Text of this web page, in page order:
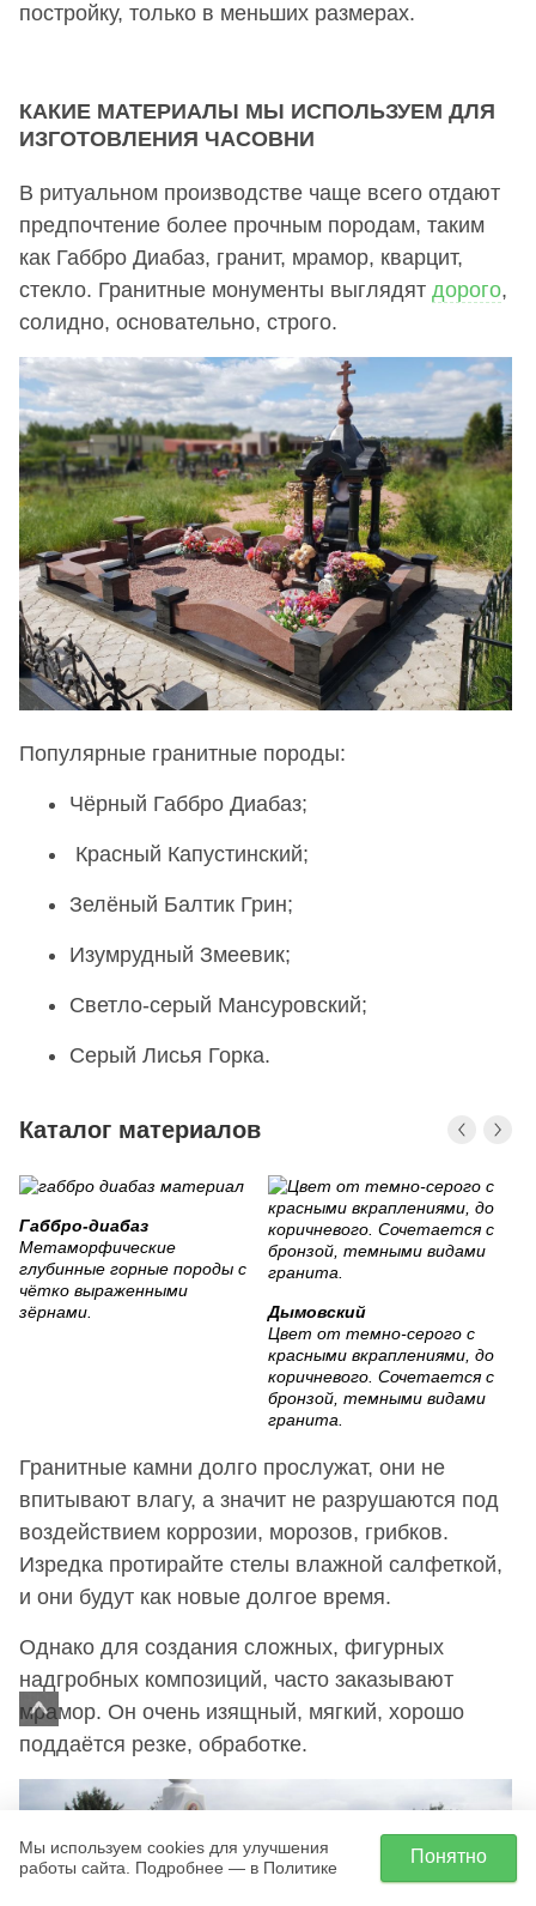
постройку, только в меньших размерах.
КАКИЕ МАТЕРИАЛЫ МЫ ИСПОЛЬЗУЕМ ДЛЯ
ИЗГОТОВЛЕНИЯ ЧАСОВНИ
В ритуальном производстве чаще всего отдают
предпочтение более прочным породам, таким
как Габбро Диабаз, гранит, мрамор, кварцит,
стекло. Гранитные монументы выглядят дорого,
солидно, основательно, строго.
Популярные гранитные породы:
Чёрный Габбро Диабаз;
Красный Капустинский;
Зелёный Балтик Грин;
Изумрудный Змеевик;
Светло-серый Мансуровский;
Серый Лисья Горка.
Каталог материалов
Габбро-диабаз
Метаморфические
глубинные горные породы с
чётко выраженными
зёрнами.
Дымовский
Цвет от темно-серого с
красными вкраплениями, до
коричневого. Сочетается с
бронзой, темными видами
гранита.
Гранитные камни долго прослужат, они не
впитывают влагу, а значит не разрушаются под
воздействием коррозии, морозов, грибков.
Изредка протирайте стелы влажной салфеткой,
и они будут как новые долгое время.
Однако для создания сложных, фигурных
надгробных композиций, часто заказывают
мрамор. Он очень изящный, мягкий, хорошо
поддаётся резке, обработке.
Мы используем cookies для улучшения
работы сайта. Подробнее — в Политике
Понятно